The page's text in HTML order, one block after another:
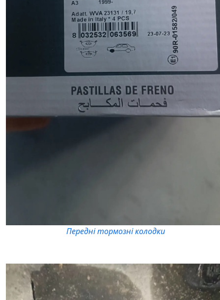
Передні тормозні колодки